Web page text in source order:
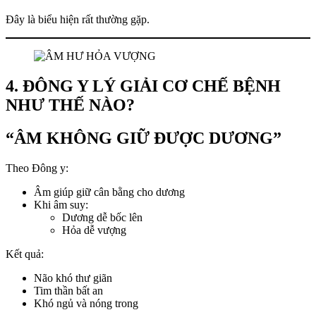
Đây là biểu hiện rất thường gặp.
4. ĐÔNG Y LÝ GIẢI CƠ CHẾ BỆNH
NHƯ THẾ NÀO?
“ÂM KHÔNG GIỮ ĐƯỢC DƯƠNG”
Theo Đông y:
Âm giúp giữ cân bằng cho dương
Khi âm suy:
Dương dễ bốc lên
Hỏa dễ vượng
Kết quả:
Não khó thư giãn
Tim thần bất an
Khó ngủ và nóng trong